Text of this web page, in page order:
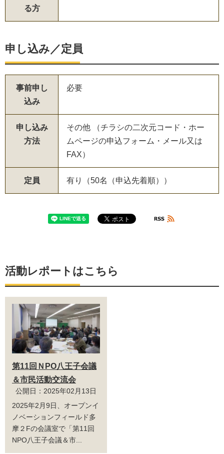
る方
申し込み／定員
事前申し
込み
必要
申し込み
方法
その他 （チラシの二次元コード・ホー
ムページの申込フォーム・メール又は
FAX）
定員 有り（50名（申込先着順））
活動レポートはこちら
第11回ＮPO八王子会議
＆市民活動交流会
公開日：2025年02月13日
2025年2月9日、オープンイ
ノベーションフィールド多
摩２Fの会議室で「第11回
NPO八王子会議＆市...